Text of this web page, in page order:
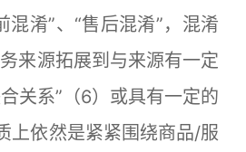
混淆”、“售后混淆”，混淆
来源拓展到与来源有一定
关系”（6）或具有一定的
上依然是紧紧围绕商品/服